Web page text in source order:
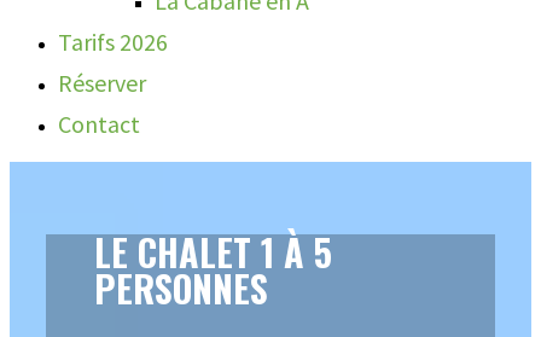
Tarifs 2026
Réserver
Contact
LE CHALET 1 À 5
PERSONNES